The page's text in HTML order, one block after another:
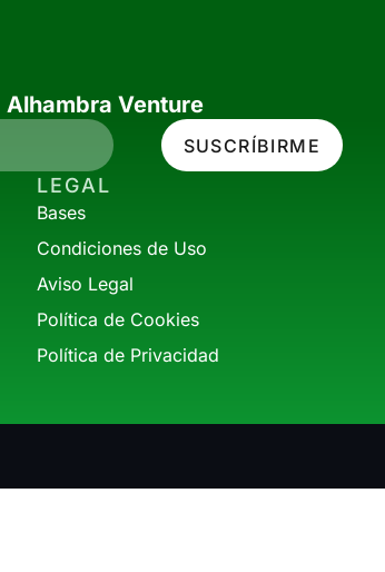
Alhambra Venture
SUSCRÍBIRME
LEGAL
Bases
Condiciones de Uso
Aviso Legal
Política de Cookies
Política de Privacidad